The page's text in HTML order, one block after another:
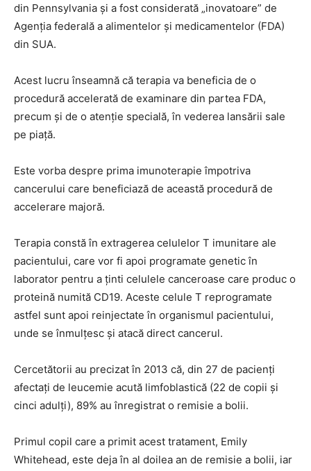
din Pennsylvania şi a fost considerată „inovatoare” de
Agenţia federală a alimentelor şi medicamentelor (FDA)
din SUA.
Acest lucru înseamnă că terapia va beneficia de o
procedură accelerată de examinare din partea FDA,
precum şi de o atenţie specială, în vederea lansării sale
pe piaţă.
Este vorba despre prima imunoterapie împotriva
cancerului care beneficiază de această procedură de
accelerare majoră.
Terapia constă în extragerea celulelor T imunitare ale
pacientului, care vor fi apoi programate genetic în
laborator pentru a ţinti celulele canceroase care produc o
proteină numită CD19. Aceste celule T reprogramate
astfel sunt apoi reinjectate în organismul pacientului,
unde se înmulţesc şi atacă direct cancerul.
Cercetătorii au precizat în 2013 că, din 27 de pacienţi
afectaţi de leucemie acută limfoblastică (22 de copii şi
cinci adulţi), 89% au înregistrat o remisie a bolii.
Primul copil care a primit acest tratament, Emily
Whitehead, este deja în al doilea an de remisie a bolii, iar